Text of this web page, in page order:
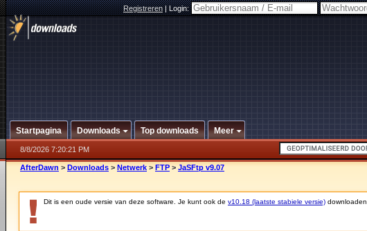
Registreren|Login:
Startpagina Downloads Top downloads Meer
8/8/2026 7:20:21 PM
AfterDawn > Downloads > Netwerk > FTP > JaSFtp v9.07
Dit is een oude versie van deze software. Je kunt ook de v10.18 (laatste stabiele versie) downloaden.